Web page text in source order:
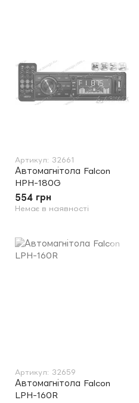
Артикул: 32661
Автомагнітола Falcon
HPH-180G
554 грн
Немає в наявності
Артикул: 32659
Автомагнітола Falcon
LPH-160R